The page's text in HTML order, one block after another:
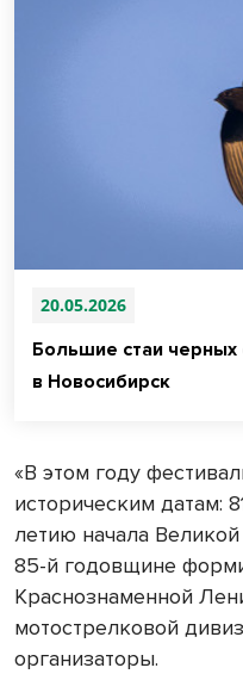
20.05.2026
Большие стаи
в Новосибирск
«В этом году
историческим датам:
летию начала
85-й годовщине
Краснознаменной
мотострелковой
организаторы.